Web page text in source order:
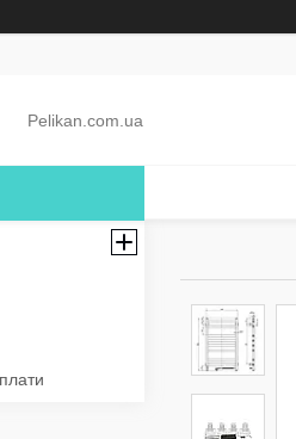
Pelikan.com.ua